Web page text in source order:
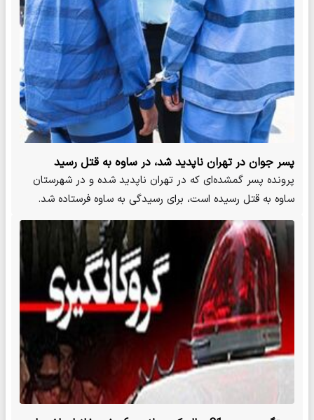
پسر جوان در تهران ناپدید شد، در ساوه به قتل رسید
پرونده پسر گمشده‌ای که در تهران ناپدید شده و در شهرستان
ساوه به قتل رسیده است، برای رسیدگی به ساوه فرستاده شد.